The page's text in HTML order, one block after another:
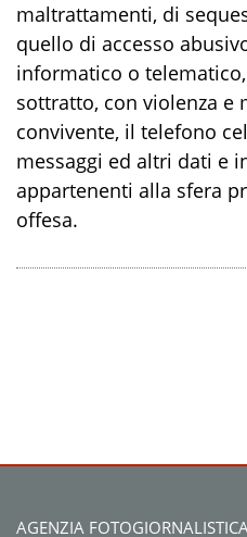
maltrattamenti, di
quello di accesso
informatico o
sottratto, con violenza e
convivente, il telefono
messaggi ed altri dati e
appartenenti alla sfera
offesa.
AGENZIA